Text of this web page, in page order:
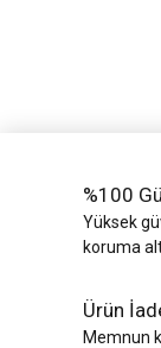
%100
Yüksek
koruma
Ürün
Memnun